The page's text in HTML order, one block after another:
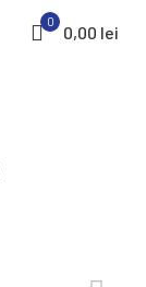
0
0,00 lei